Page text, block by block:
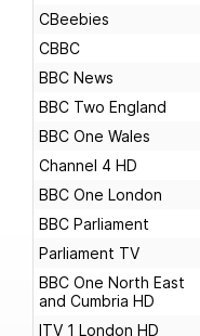
CBeebies
CBBC
BBC News
BBC Two England
BBC One Wales
Channel 4 HD
BBC One London
BBC Parliament
Parliament TV
BBC One North East
and Cumbria HD
ITV 1 London HD